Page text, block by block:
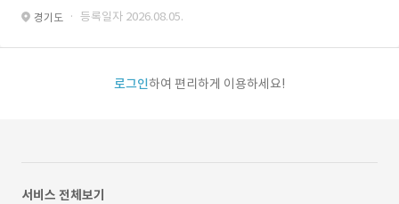
경기도 · 등록일자 2026.08.05.
로그인하여 편리하게 이용하세요!
서비스 전체보기